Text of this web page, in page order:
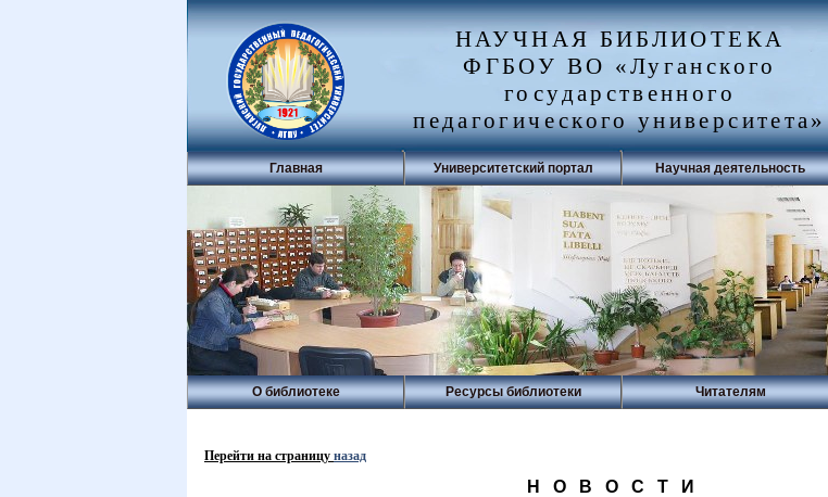
НАУЧНАЯ БИБЛИОТЕКА
ФГБОУ ВО «Луганского
государственного
педагогического университета»
Главная Университетский портал Научная деятельность
О библиотеке Ресурсы библиотеки Читателям
Перейти на страницу назад
Н О В О С Т И